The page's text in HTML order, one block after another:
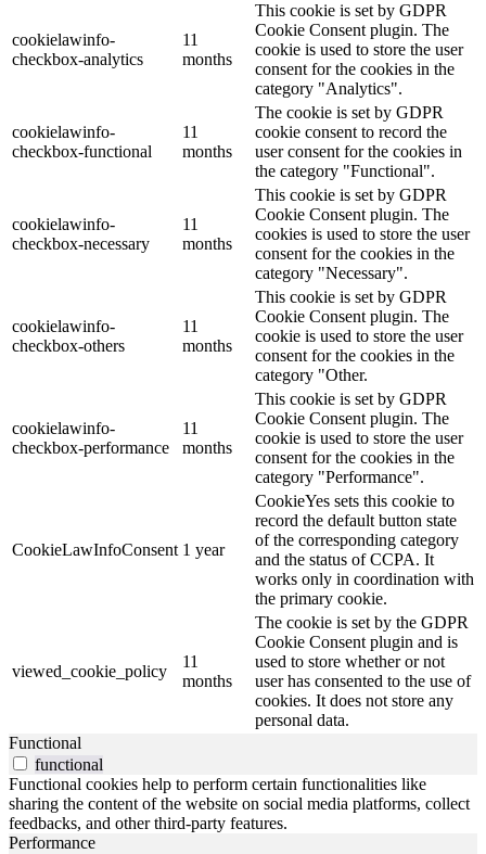
cookielawinfo-
checkbox-analytics
11
months
This cookie is set by GDPR
Cookie Consent plugin. The
cookie is used to store the user
consent for the cookies in the
category "Analytics".
cookielawinfo-
checkbox-functional
11
months
The cookie is set by GDPR
cookie consent to record the
user consent for the cookies in
the category "Functional".
cookielawinfo-
checkbox-necessary
11
months
This cookie is set by GDPR
Cookie Consent plugin. The
cookies is used to store the user
consent for the cookies in the
category "Necessary".
cookielawinfo-
checkbox-others
11
months
This cookie is set by GDPR
Cookie Consent plugin. The
cookie is used to store the user
consent for the cookies in the
category "Other.
cookielawinfo-
checkbox-performance
11
months
This cookie is set by GDPR
Cookie Consent plugin. The
cookie is used to store the user
consent for the cookies in the
category "Performance".
CookieLawInfoConsent 1 year
CookieYes sets this cookie to
record the default button state
of the corresponding category
and the status of CCPA. It
works only in coordination with
the primary cookie.
viewed_cookie_policy
11
months
The cookie is set by the GDPR
Cookie Consent plugin and is
used to store whether or not
user has consented to the use of
cookies. It does not store any
personal data.
Functional
functional
Functional cookies help to perform certain functionalities like
sharing the content of the website on social media platforms, collect
feedbacks, and other third-party features.
Performance